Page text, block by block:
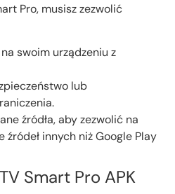
Pro, musisz zezwolić
swoim urządzeniu z
lub
źródła, aby zezwolić na
innych niż Google Play
Smart Pro APK